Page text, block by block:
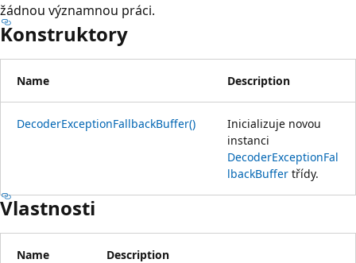
žádnou významnou práci.
Konstruktory
Name Description
DecoderExceptionFallbackBuffer()
Inicializuje novou
instanci
DecoderExceptionFal
lbackBuffer třídy.
Vlastnosti
Name Description